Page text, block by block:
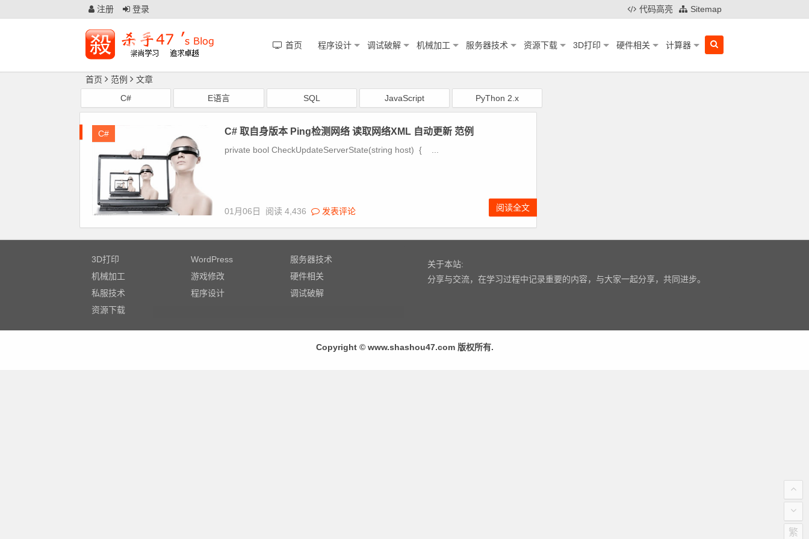
注册 登录 代码高亮 Sitemap
首页 程序设计 调试破解 机械加工 服务器技术 资源下载 3D打印 硬件相关 计算器
首页 范例
文章
C#
E语言 SQL JavaScript PyThon 2.x
C# C# 取自身版本 Ping检测网络 读取网络XML 自动更新 范例
private bool CheckUpdateServerState(string host) { ...
01月06日 阅读 4,436 发表评论 阅读全文
3D打印 WordPress
服务器技术
机械加工
游戏修改
硬件相关
私服技术
程序设计
调试破解
资源下载
关于本站:
分享与交流，在学习过程中记录重要的内容，与大家一起分享，共同进步。
Copyright © www.shashou47.com 版权所有.
繁